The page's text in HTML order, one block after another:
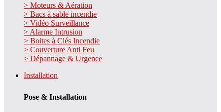
> Moteurs & Aération
> Bacs à sable incendie
> Vidéo Surveillance
> Alarme Intrusion
> Boites à Clés Incendie
> Couverture Anti Feu
> Dépannage & Urgence
Installation
Pose & Installation